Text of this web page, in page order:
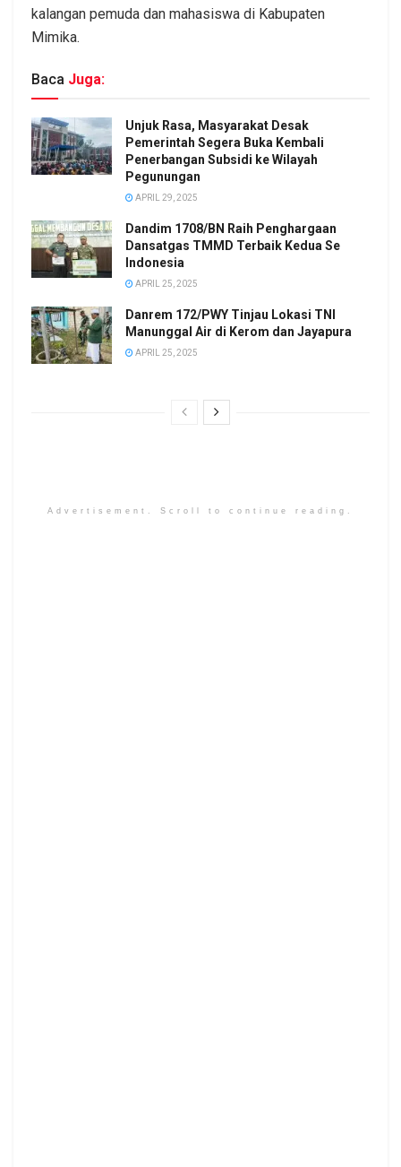
kalangan pemuda dan mahasiswa di Kabupaten
Mimika.
Baca Juga:
Unjuk Rasa, Masyarakat Desak
Pemerintah Segera Buka Kembali
Penerbangan Subsidi ke Wilayah
Pegunungan
APRIL 29, 2025
Dandim 1708/BN Raih Penghargaan
Dansatgas TMMD Terbaik Kedua Se
Indonesia
APRIL 25, 2025
Danrem 172/PWY Tinjau Lokasi TNI
Manunggal Air di Kerom dan Jayapura
APRIL 25, 2025
Advertisement. Scroll to continue reading.